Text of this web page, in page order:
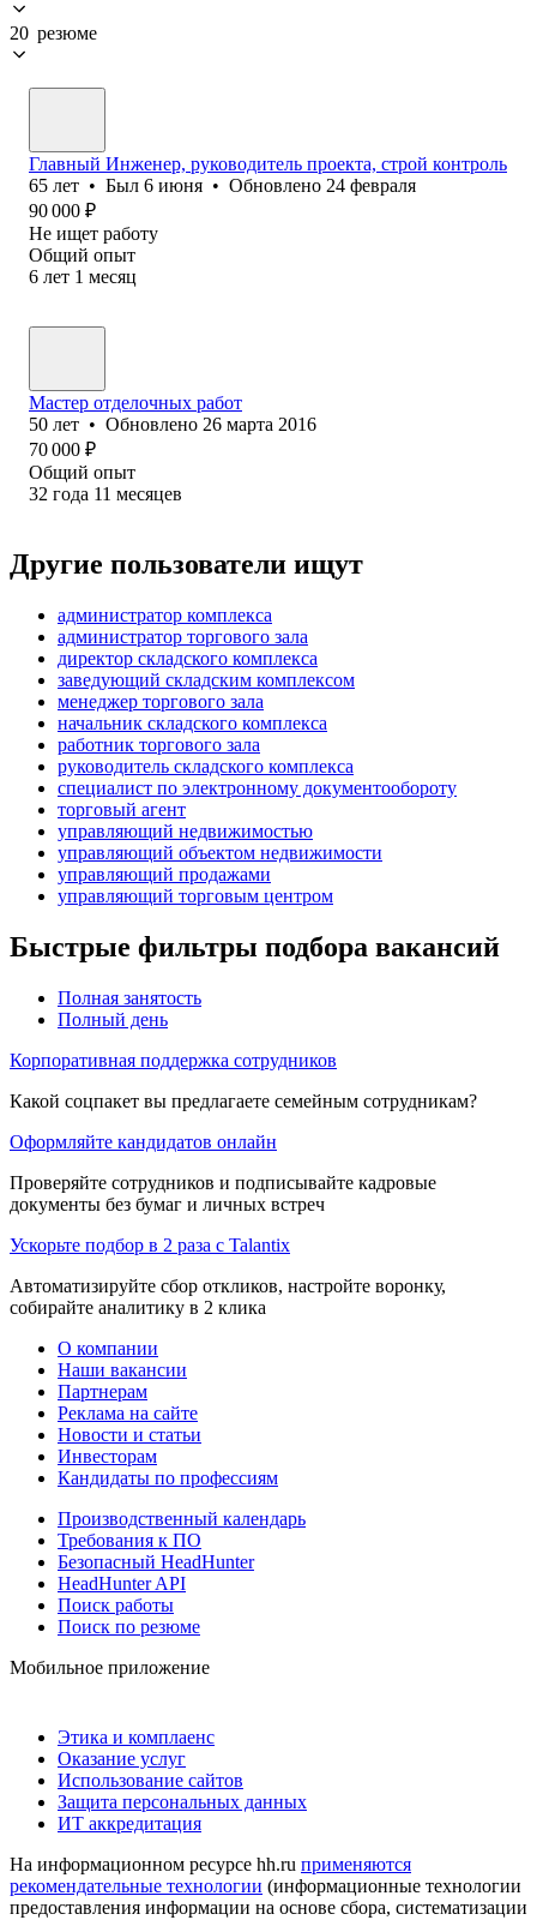
20 резюме
Главный Инженер, руководитель проекта, строй контроль
65 лет • Был 6 июня • Обновлено 24 февраля
90 000 ₽
Не ищет работу
Общий опыт
6 лет 1 месяц
Мастер отделочных работ
50 лет • Обновлено 26 марта 2016
70 000 ₽
Общий опыт
32 года 11 месяцев
Другие пользователи ищут
администратор комплекса
администратор торгового зала
директор складского комплекса
заведующий складским комплексом
менеджер торгового зала
начальник складского комплекса
работник торгового зала
руководитель складского комплекса
специалист по электронному документообороту
торговый агент
управляющий недвижимостью
управляющий объектом недвижимости
управляющий продажами
управляющий торговым центром
Быстрые фильтры подбора вакансий
Полная занятость
Полный день
Корпоративная поддержка сотрудников
Какой соцпакет вы предлагаете семейным сотрудникам?
Оформляйте кандидатов онлайн
Проверяйте сотрудников и подписывайте кадровые
документы без бумаг и личных встреч
Ускорьте подбор в 2 раза с Talantix
Автоматизируйте сбор откликов, настройте воронку,
собирайте аналитику в 2 клика
О компании
Наши вакансии
Партнерам
Реклама на сайте
Новости и статьи
Инвесторам
Кандидаты по профессиям
Производственный календарь
Требования к ПО
Безопасный HeadHunter
HeadHunter API
Поиск работы
Поиск по резюме
Мобильное приложение
Этика и комплаенс
Оказание услуг
Использование сайтов
Защита персональных данных
ИТ аккредитация
На информационном ресурсе hh.ru применяются
рекомендательные технологии (информационные технологии
предоставления информации на основе сбора, систематизации